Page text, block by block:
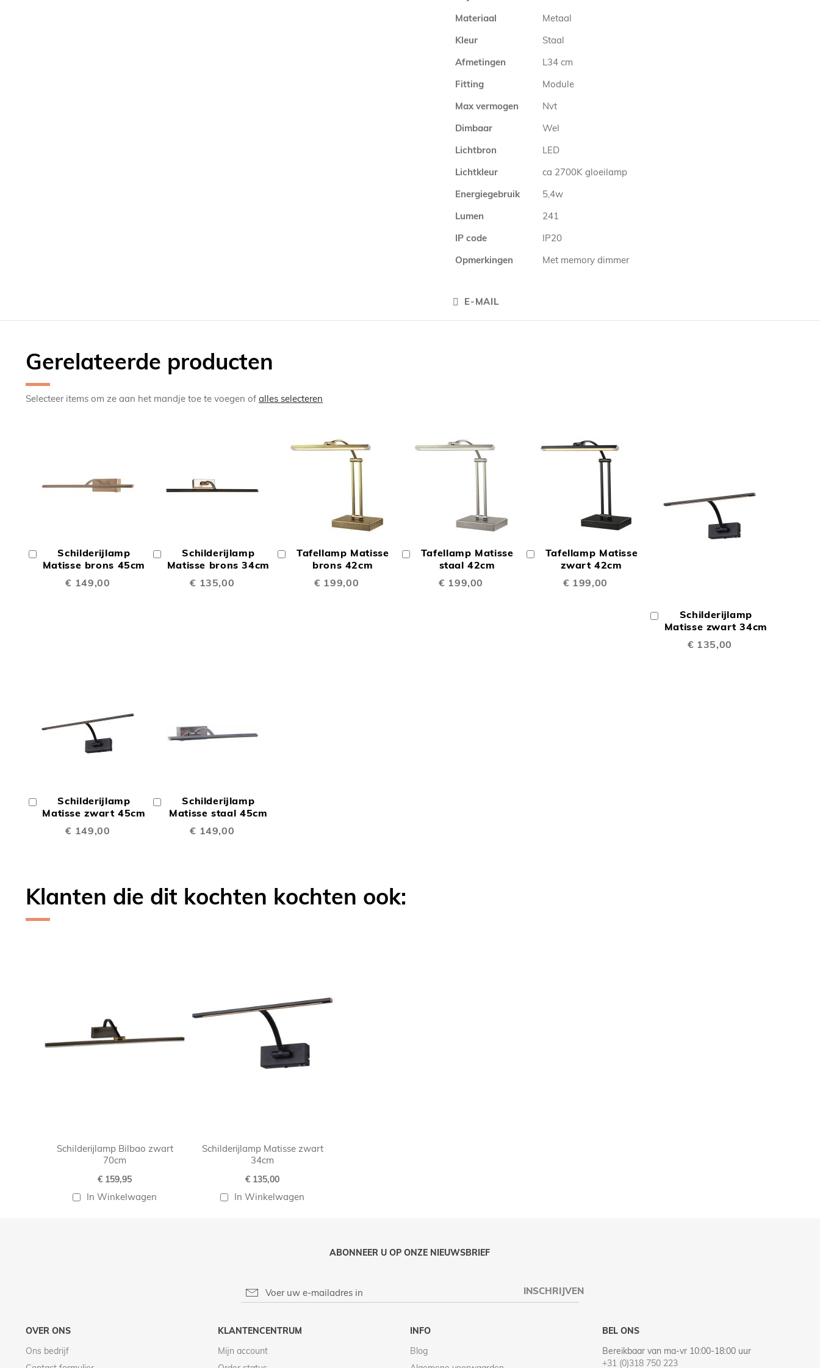
Materiaal
Metaal
Kleur
Staal
Afmetingen
L34 cm
Fitting
Module
Max vermogen
Nvt
Dimbaar
Wel
Lichtbron
LED
Lichtkleur
ca 2700K gloeilamp
Energiegebruik
5,4w
Lumen
241
IP code
IP20
Opmerkingen
Met memory dimmer
E-MAIL
Gerelateerde producten
Selecteer items om ze aan het mandje toe te voegen of alles selecteren
Schilderijlamp
Matisse brons 45cm
€ 149,00
Winkelwagen
TE
Schilderijlamp
Matisse brons 34cm
€ 135,00
Winkelwagen
TE
Tafellamp Matisse
brons 42cm
€ 199,00
Winkelwagen
TOEVOEGEN
TE
Tafellamp Matisse
staal 42cm
€ 199,00
Winkelwagen
TOEVOEGEN
Tafellamp Matisse
zwart 42cm
€ 199,00
Winkelwagen
TOEVOEGEN
TE
Schilderijlamp
Matisse zwart 34cm
€ 135,00
Winkelwagen
TE
Schilderijlamp
Matisse zwart 45cm
€ 149,00
Winkelwagen
TE
Schilderijlamp
Matisse staal 45cm
€ 149,00
Winkelwagen
TE
Klanten die dit kochten kochten ook:
Schilderijlamp Bilbao zwart
70cm
€ 159,95
In Winkelwagen
Schilderijlamp Matisse zwart
34cm
€ 135,00
In Winkelwagen
ABONNEER U OP ONZE NIEUWSBRIEF
INSCHRIJVEN
OVER ONS
Ons bedrijf
KLANTENCENTRUM
Mijn account
INFO
Blog
BEL ONS
Bereikbaar van ma-vr 10:00-18:00 uur
+31 (0)318 750 223